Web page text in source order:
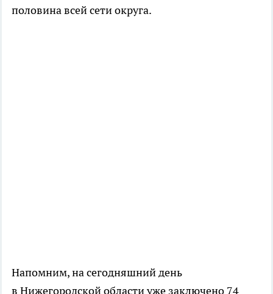
половина всей сети округа.
Напомним, на сегодняшний день
в Нижегородской области уже заключено 74